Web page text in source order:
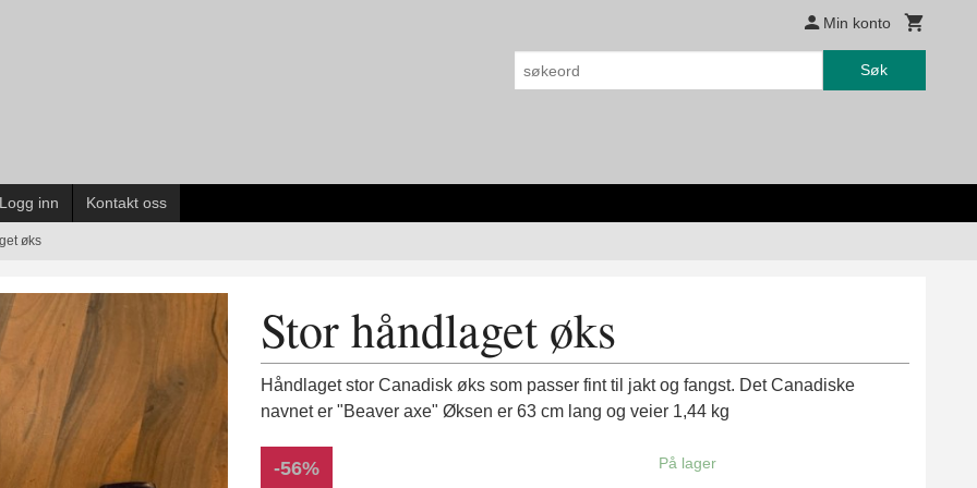
Min konto
Søk
Logg inn Kontakt oss
øks
Stor håndlaget øks
Håndlaget stor Canadisk øks som passer fint til jakt og fangst. Det Canadiske
navnet er "Beaver axe" Øksen er 63 cm lang og veier 1,44 kg
-56% På lager